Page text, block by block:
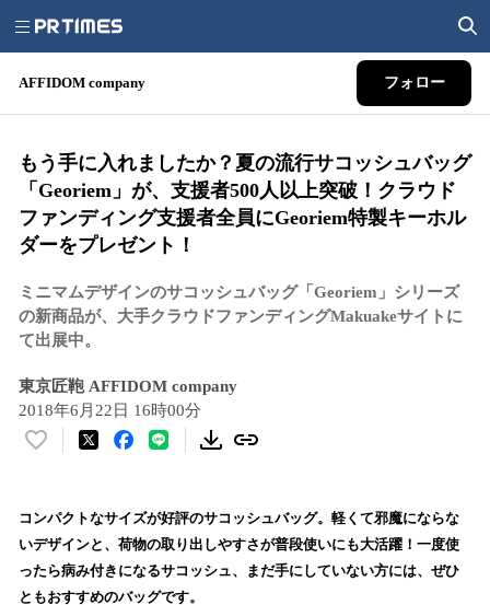
AFFIDOM company フォロー
もう手に入れましたか？夏の流行サコッシュバッグ
「Georiem」が、支援者500人以上突破！クラウド
ファンディング支援者全員にGeoriem特製キーホル
ダーをプレゼント！
ミニマムデザインのサコッシュバッグ「Georiem」シリーズ
の新商品が、大手クラウドファンディングMakuakeサイトに
て出展中。
東京匠鞄 AFFIDOM company
2018年6月22日 16時00分
い
！
数
を
読
コンパクトなサイズが好評のサコッシュバッグ。軽くて邪魔にならな
いデザインと、荷物の取り出しやすさが普段使いにも大活躍！一度使
ったら病み付きになるサコッシュ、まだ手にしていない方には、ぜひ
ともおすすめのバッグです。